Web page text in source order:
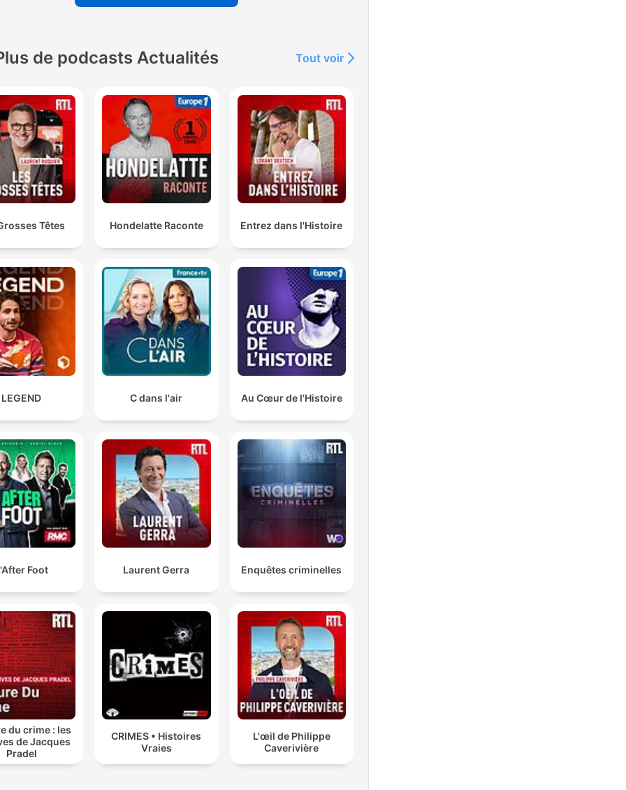
de podcasts Actualités Tout voir
Têtes Hondelatte Raconte Entrez dans l'Histoire
LEGEND C dans l'air Au Cœur de l'Histoire
Foot Laurent Gerra Enquêtes criminelles
du crime : les
de Jacques
Pradel
CRIMES • Histoires
Vraies
L'œil de Philippe
Caverivière